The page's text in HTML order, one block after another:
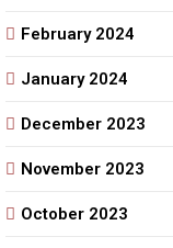
February 2024
January 2024
December 2023
November 2023
October 2023